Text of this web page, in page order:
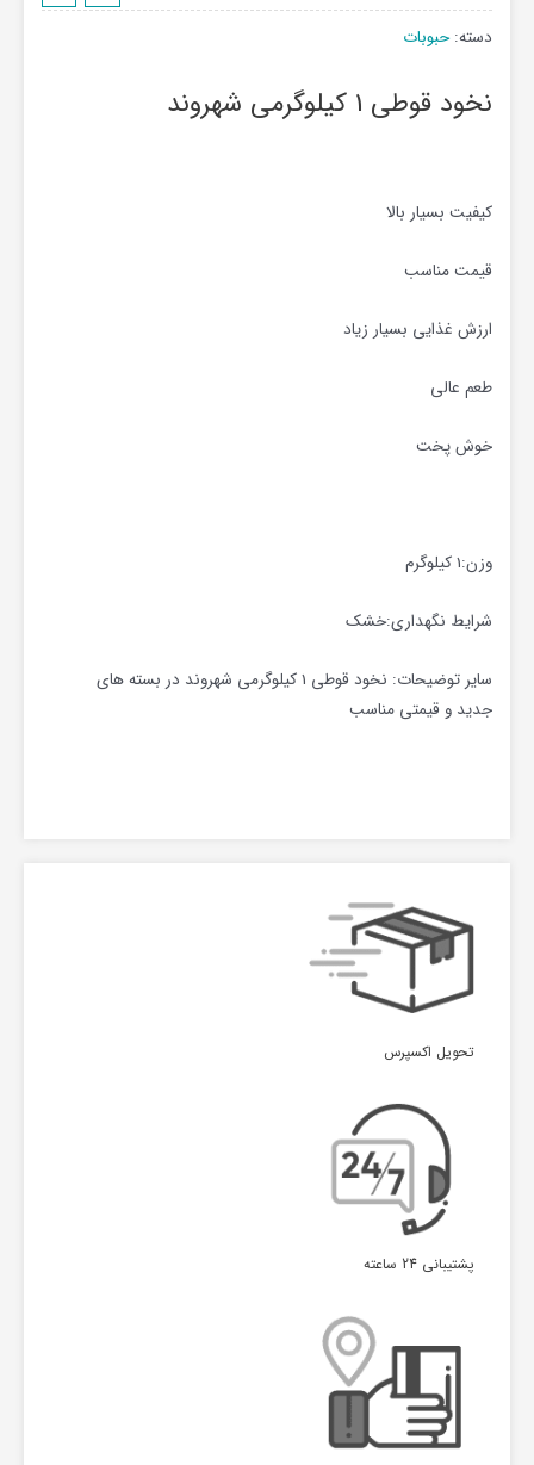
دسته:حبوبات
نخود قوطی 1 کیلوگرمی شهروند
کیفیت بسیار بالا
قیمت مناسب
ارزش غذایی بسیار زیاد
طعم عالی
خوش پخت
وزن:1 کیلوگرم
شرایط نگهداری:خشک
سایر توضیحات: نخود قوطی 1 کیلوگرمی شهروند در بسته های
جدید و قیمتی مناسب
تحویل اکسپرس
پشتیبانی 24 ساعته